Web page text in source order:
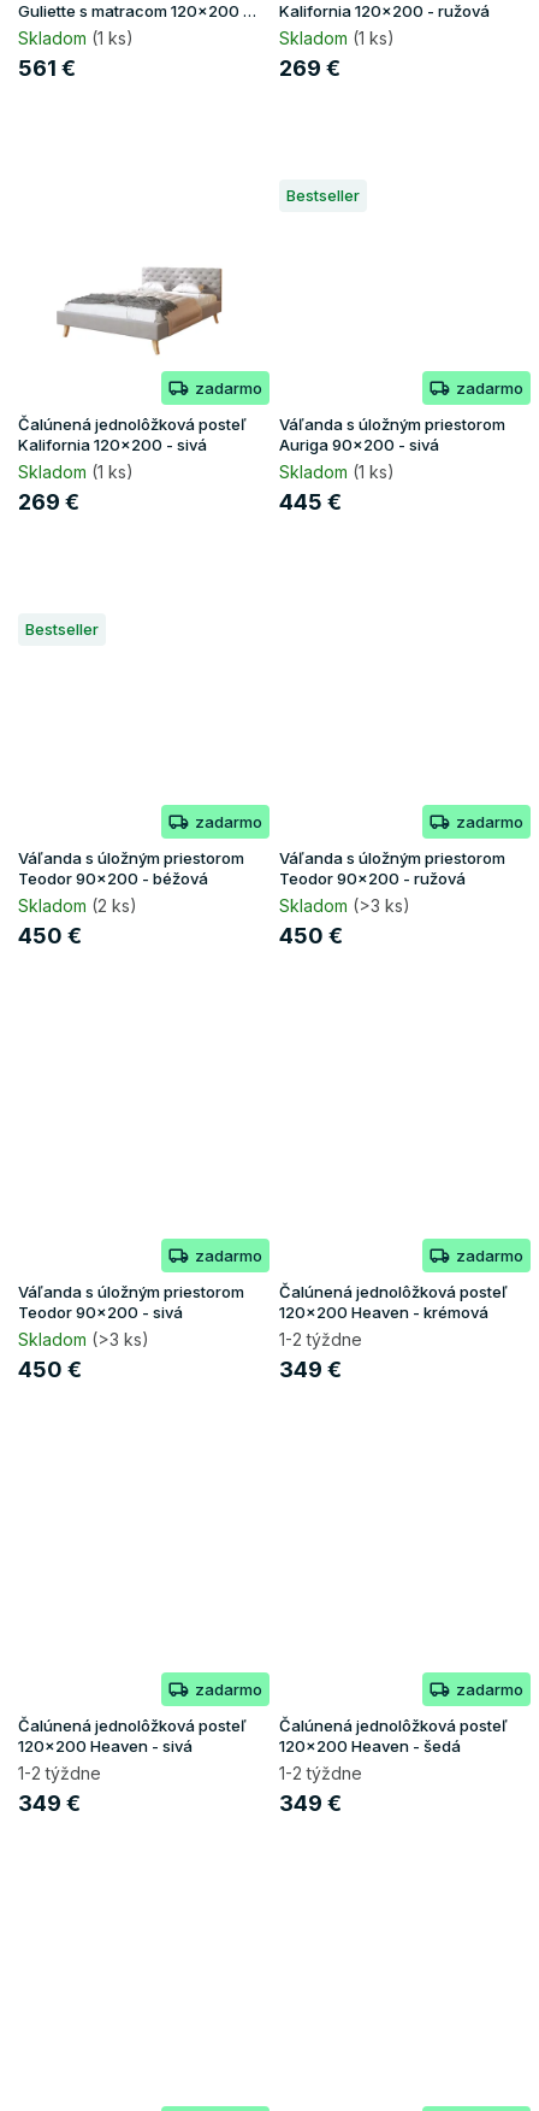
k
t
o
Guliette s matracom 120x200 -
čierna
Skladom (1 ks)
561 €
Kalifornia 120x200 - ružová
Skladom (1 ks)
269 €
zadarmo
Čalúnená jednolôžková posteľ
Kalifornia 120x200 - sivá
Skladom (1 ks)
269 €
Bestseller
zadarmo
Váľanda s úložným priestorom
Auriga 90x200 - sivá
Skladom (1 ks)
445 €
Bestseller
zadarmo
Váľanda s úložným priestorom
Teodor 90x200 - béžová
Skladom (2 ks)
450 €
zadarmo
Váľanda s úložným priestorom
Teodor 90x200 - ružová
Skladom (>3 ks)
450 €
zadarmo
Váľanda s úložným priestorom
Teodor 90x200 - sivá
Skladom (>3 ks)
450 €
zadarmo
Čalúnená jednolôžková posteľ
120x200 Heaven - krémová
1-2 týždne
349 €
zadarmo
Čalúnená jednolôžková posteľ
120x200 Heaven - sivá
1-2 týždne
349 €
zadarmo
Čalúnená jednolôžková posteľ
120x200 Heaven - šedá
1-2 týždne
349 €